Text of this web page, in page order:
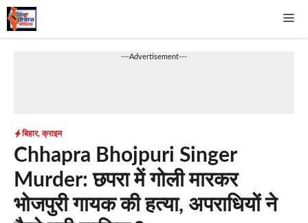
Skip
to
---Advertisement---
बिहार,क्राइम
Chhapra Bhojpuri Singer
Murder: छपरा में गोली मारकर
भोजपुरी गायक की हत्या, अपराधियों ने